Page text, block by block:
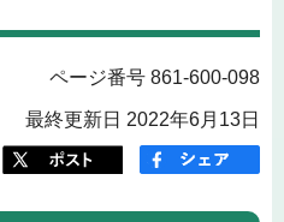
ページ番号 861-600-098
最終更新日 2022年6月13日